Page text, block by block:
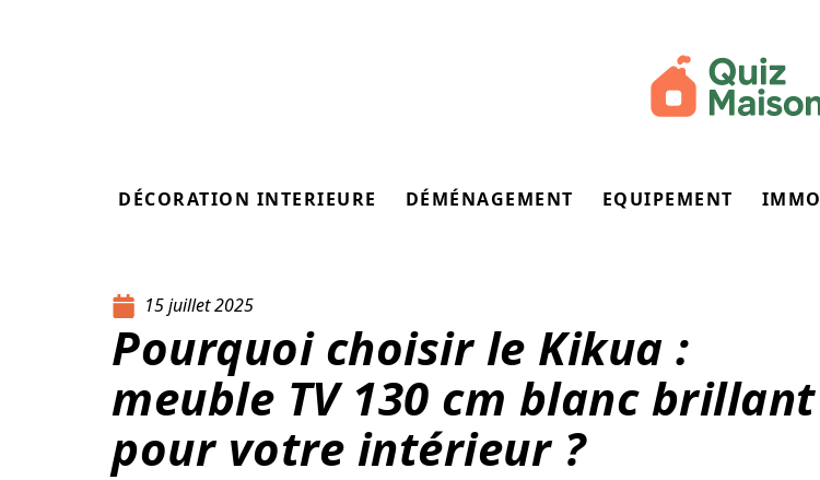
DÉCORATION INTERIEURE DÉMÉNAGEMENT EQUIPEMENT IMMO
15 juillet 2025
Pourquoi choisir le Kikua :
meuble TV 130 cm blanc brillant
pour votre intérieur ?